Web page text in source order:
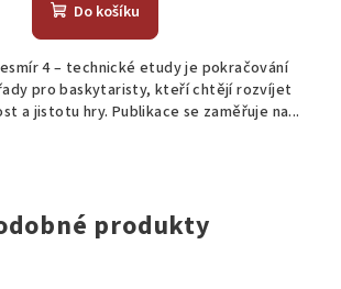
Do košíku
4 – technické etudy je pokračování
pro baskytaristy, kteří chtějí rozvíjet
a jistotu hry. Publikace se zaměřuje na...
produkty